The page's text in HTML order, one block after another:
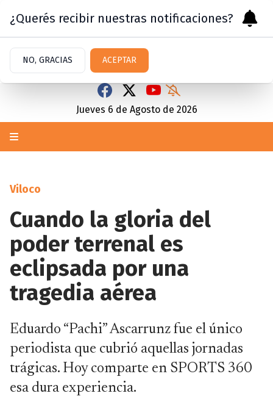
Jueves 6 de Agosto de 2026
Viloco
Cuando la gloria del
poder terrenal es
eclipsada por una
tragedia aérea
Eduardo “Pachi” Ascarrunz fue el único
periodista que cubrió aquellas jornadas
trágicas. Hoy comparte en SPORTS 360
esa dura experiencia.
¿Querés recibir nuestras notificaciones?
NO, GRACIAS ACEPTAR